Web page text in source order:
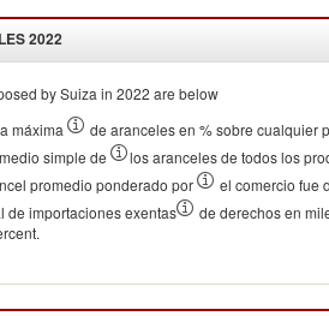
2022
by Suiza in 2022 are below
máxima
de aranceles en % sobre cualquier
simple de
los aranceles de todos los
promedio ponderado por
el comercio fue
de importaciones exentas
de derechos en